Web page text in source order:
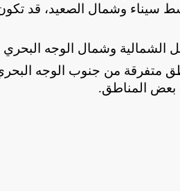
سيناء وشمال الصعيد، قد
وشمال الوجه
من جنوب الوجه البحري
بعض المناطق.